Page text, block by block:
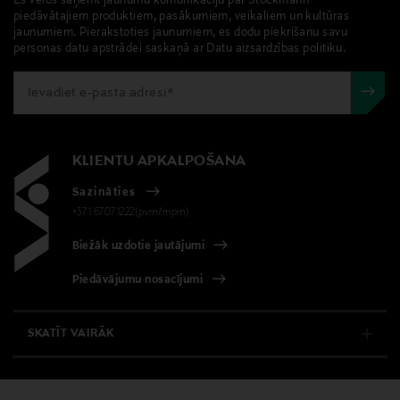
Materiāls
Krāsa
6907 LIGHT DUSTY PINK
Ražotājvalsts
VJETNAMA
Ražotāja daļas numurs
piedāvātajiem produktiem, pasākumiem, veikaliem un kultūras
jaunumiem. Pierakstoties jaunumiem, es dodu piekrišanu savu
personas datu apstrādei saskaņā ar Datu aizsardzības politiku.
KLIENTU APKALPOŠANA
Sazināties
+371 67071222(pvm/mpm)
Biežāk uzdotie jautājumi
Piedāvājumu nosacījumi
SKATĪT VAIRĀK